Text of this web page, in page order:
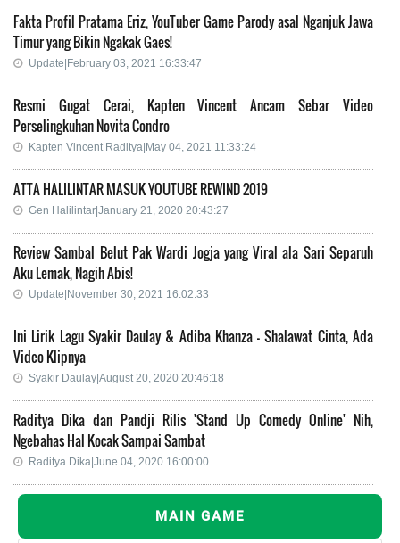
Fakta Profil Pratama Eriz, YouTuber Game Parody asal Nganjuk Jawa
Timur yang Bikin Ngakak Gaes!
Update|February 03, 2021 16:33:47
Resmi Gugat Cerai, Kapten Vincent Ancam Sebar Video
Perselingkuhan Novita Condro
Kapten Vincent Raditya|May 04, 2021 11:33:24
ATTA HALILINTAR MASUK YOUTUBE REWIND 2019
Gen Halilintar|January 21, 2020 20:43:27
Review Sambal Belut Pak Wardi Jogja yang Viral ala Sari Separuh
Aku Lemak, Nagih Abis!
Update|November 30, 2021 16:02:33
Ini Lirik Lagu Syakir Daulay & Adiba Khanza - Shalawat Cinta, Ada
Video Klipnya
Syakir Daulay|August 20, 2020 20:46:18
Raditya Dika dan Pandji Rilis 'Stand Up Comedy Online' Nih,
Ngebahas Hal Kocak Sampai Sambat
Raditya Dika|June 04, 2020 16:00:00
MAIN GAME